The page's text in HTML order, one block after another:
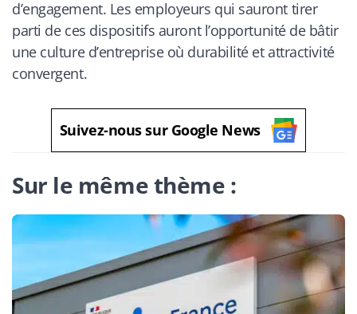
d’engagement. Les employeurs qui sauront tirer
parti de ces dispositifs auront l’opportunité de bâtir
une culture d’entreprise où durabilité et attractivité
convergent.
Suivez-nous sur Google News
Sur le même thème :